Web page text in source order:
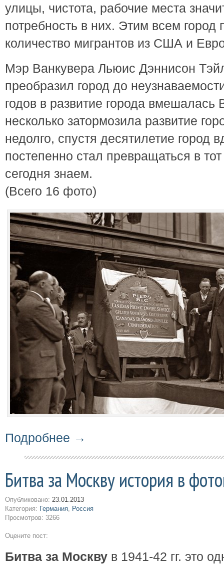
улицы, чистота, рабочие места
потребность в них. Этим всем город
количество мигрантов из США и
Мэр Ванкувера Льюис Дэннисон
преобразил город до
годов в развитие города вмешалась
несколько затормозила развитие
недолго, спустя десятилетие город
постепенно стал превращаться в
сегодня знаем.
(Всего 16 фото)
Подробнее →
Битва за Москву история в
Опубликовано: 23.01.2013
Категория: Германия Россия
Просмотров: 3266
Оцените пост:
Битва за Москву в 1941-42 гг. это